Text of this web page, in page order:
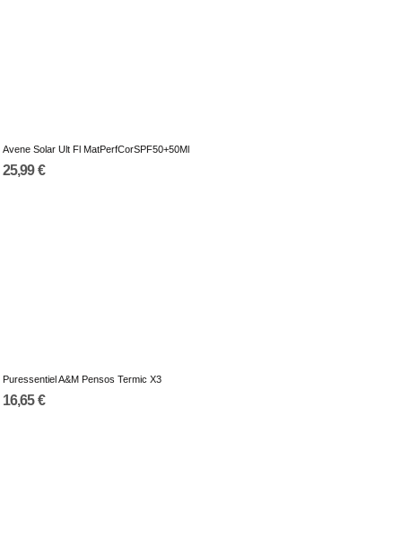
Avene Solar Ult Fl MatPerfCorSPF50+50Ml
25,99 €
Puressentiel A&M Pensos Termic X3
16,65 €